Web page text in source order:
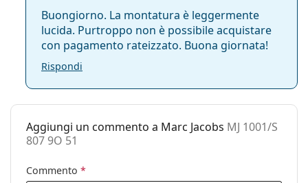
Buongiorno. La montatura è leggermente
lucida. Purtroppo non è possibile acquistare
con pagamento rateizzato. Buona giornata!
Rispondi
Aggiungi un commento a Marc Jacobs MJ 1001/S
807 9O 51
Commento *